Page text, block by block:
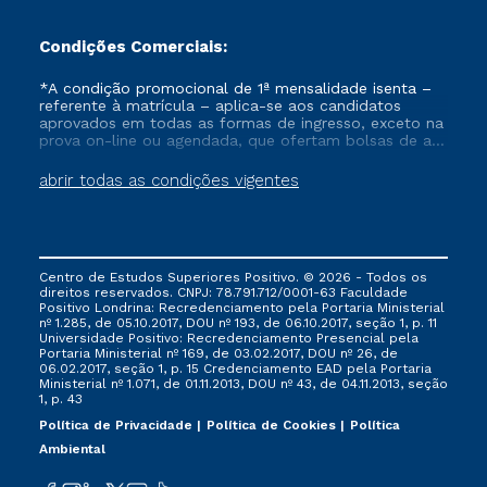
Condições Comerciais:
abrir todas as condições vigentes
*A condição promocional de 1ª mensalidade isenta –
referente à matrícula – aplica-se aos candidatos
aprovados em todas as formas de ingresso, exceto na
prova on-line ou agendada, que ofertam bolsas de até
vigente, que ainda não tenham efetivado e/ou não
tenham cancelado ou trancado sua matrícula em uma
via FIES, Prouni e outros programas governamentais, e
não se acumula com nenhuma outra campanha
ofertada pela Instituição.
Centro de Estudos Superiores Positivo. © 2026 - Todos os
direitos reservados. CNPJ: 78.791.712/0001-63 Faculdade
Positivo Londrina: Recredenciamento pela Portaria Ministerial
nº 1.285, de 05.10.2017, DOU nº 193, de 06.10.2017, seção 1, p. 11
Universidade Positivo: Recredenciamento Presencial ​pela
Portaria Ministerial nº 169, de 03.02.2017, DOU nº 26, de
06.02.2017, seção 1, p. 15 Credenciamento EAD pela Portaria
Ministerial nº 1.071, de 01.11.2013, DOU nº 43, de 04.11.2013, seção
1, p. 43
Política de Privacidade
Política de Cookies
Política
Ambiental